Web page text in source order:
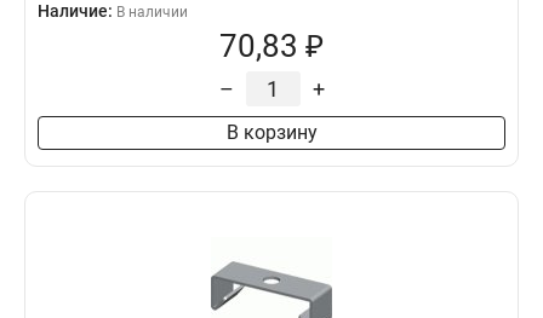
Наличие: В наличии
70,83 ₽
– +
В корзину